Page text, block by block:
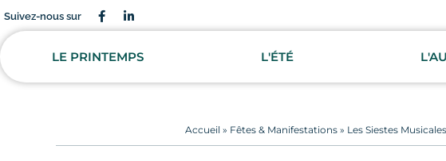
Suivez-nous sur
LE PRINTEMPS L'ÉTÉ
Accueil » Fêtes & Manifestations » Les Siestes